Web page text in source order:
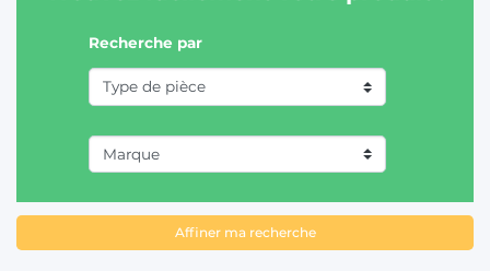
Recherche par
Affiner ma recherche